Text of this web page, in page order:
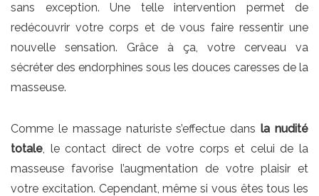
sans exception. Une telle intervention permet de
redécouvrir votre corps et de vous faire ressentir une
nouvelle sensation. Grâce à ça, votre cerveau va
sécréter des endorphines sous les douces caresses de la
masseuse.
Comme le massage naturiste s’effectue dans la nudité
totale , le contact direct de votre corps et celui de la
masseuse favorise l’augmentation de votre plaisir et
votre excitation. Cependant, même si vous êtes tous les